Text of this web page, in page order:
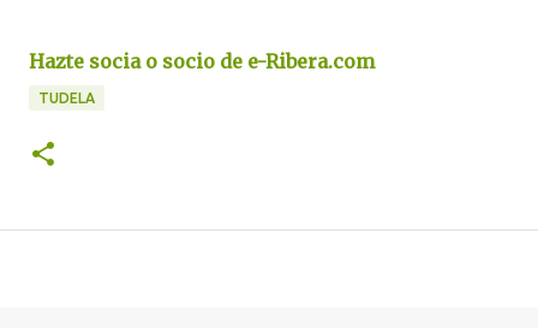
Hazte socia o socio de e-Ribera.com
TUDELA